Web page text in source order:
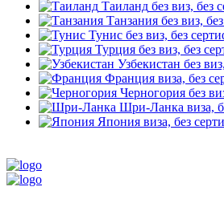
Таиланд без виз, без
Танзания без виз,
Тунис без виз, без
Турция без виз, без
Узбекистан без
Франция виза, без
Черногория без
Шри-Ланка виза,
Япония виза, без